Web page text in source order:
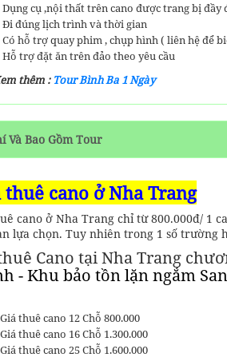
Dụng cụ ,nội thất trên cano được trang bị
Đi đúng lịch trình và thời gian
Có hỗ trợ quay phim , chụp hình ( liên hệ để
Hỗ trợ đặt ăn trên đảo theo yêu cầu
thêm : Tour Bình Ba 1 Ngày
Và Bao Gồm Tour
thuê cano ở Nha Trang
cano ở Nha Trang chỉ từ 800.000đ/ 1
lựa chọn. Tuy nhiên trong 1 số trường
Cano tại Nha Trang
- Khu bảo tồn lặn ngắm
Giá thuê cano 12 Chỗ 800.000
Giá thuê cano 16 Chỗ 1.300.000
Giá thuê cano 25 Chỗ 1.600.000